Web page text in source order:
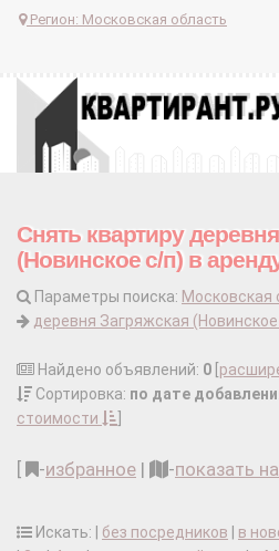
Регион: Московская область
Снять квартиру
(Новинское с/п) в
Параметры поиска: Московская
деревня Загряжская
Найдено объявлений: 0
Сортировка: по дате
стоимости
-избранное | -показать
Искать: | без посредников в